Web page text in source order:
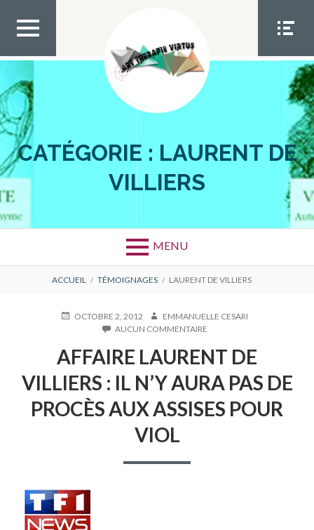
contenu
MEN
MEN
SOCIA
L
CATÉGORIE : LAURENT DE
VILLIERS
MENU
D'ARIANE
ACCUEIL TÉMOIGNAGES LAURENT DE VILLIERS
PUBLIÉOCTOBRE 2, 2012 AUTEUR
EMMANUELLE CESARI
AUCUN COMMENTAIRE
LAURENT
DE
VILLIERS
:
IL
N’Y
AFFAIRE LAURENT DE
VILLIERS : IL N’Y AURA PAS DE
PROCÈS AUX ASSISES POUR
VIOL